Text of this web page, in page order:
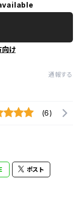
向け
通報する
(6)
ポスト